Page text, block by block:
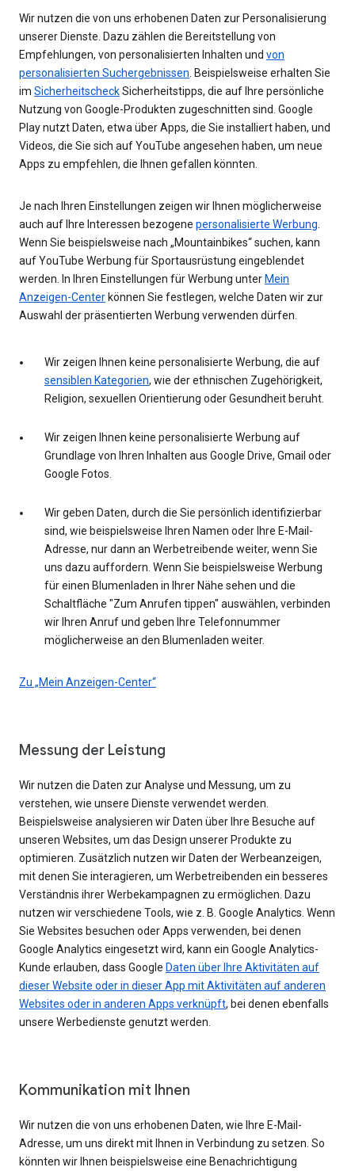
Wir nutzen die von uns erhobenen Daten zur Personalisierung
unserer Dienste. Dazu zählen die Bereitstellung von
Empfehlungen, von personalisierten Inhalten und von
personalisierten Suchergebnissen . Beispielsweise erhalten Sie
im SicherheitscheckSicherheitstipps, die auf Ihre persönliche
Nutzung von Google-Produkten zugeschnitten sind. Google
Play nutzt Daten, etwa über Apps, die Sie installiert haben, und
Videos, die Sie sich auf YouTube angesehen haben, um neue
Apps zu empfehlen, die Ihnen gefallen könnten.
Je nach Ihren Einstellungen zeigen wir Ihnen möglicherweise
auch auf Ihre Interessen bezogene personalisierte Werbung
Wenn Sie beispielsweise nach „Mountainbikes“ suchen, kann
auf YouTube Werbung für Sportausrüstung eingeblendet
werden. In Ihren Einstellungen für Werbung unter Mein
Anzeigen-Center können Sie festlegen, welche Daten wir zur
Auswahl der präsentierten Werbung verwenden dürfen.
Wir zeigen Ihnen keine personalisierte Werbung, die auf
sensiblen Kategorien, wie der ethnischen Zugehörigkeit,
Religion, sexuellen Orientierung oder Gesundheit beruht.
Wir zeigen Ihnen keine personalisierte Werbung auf
Grundlage von Ihren Inhalten aus Google Drive, Gmail oder
Google Fotos.
Wir geben Daten, durch die Sie persönlich identifizierbar
sind, wie beispielsweise Ihren Namen oder Ihre E-Mail-
Adresse, nur dann an Werbetreibende weiter, wenn Sie
uns dazu auffordern. Wenn Sie beispielsweise Werbung
für einen Blumenladen in Ihrer Nähe sehen und die
Schaltfläche "Zum Anrufen tippen" auswählen, verbinden
wir Ihren Anruf und geben Ihre Telefonnummer
möglicherweise an den Blumenladen weiter.
Zu „Mein Anzeigen-Center“
Messung der Leistung
Wir nutzen die Daten zur Analyse und Messung, um zu
verstehen, wie unsere Dienste verwendet werden.
Beispielsweise analysieren wir Daten über Ihre Besuche auf
unseren Websites, um das Design unserer Produkte zu
optimieren. Zusätzlich nutzen wir Daten der Werbeanzeigen,
mit denen Sie interagieren, um Werbetreibenden ein besseres
Verständnis ihrer Werbekampagnen zu ermöglichen. Dazu
nutzen wir verschiedene Tools, wie z. B. Google Analytics. Wenn
Sie Websites besuchen oder Apps verwenden, bei denen
Google Analytics eingesetzt wird, kann ein Google Analytics-
Kunde erlauben, dass Google Daten über Ihre Aktivitäten auf
dieser Website oder in dieser App mit Aktivitäten auf anderen
Websites oder in anderen Apps verknüpft, bei denen ebenfalls
unsere Werbedienste genutzt werden.
Kommunikation mit Ihnen
Wir nutzen die von uns erhobenen Daten, wie Ihre E-Mail-
Adresse, um uns direkt mit Ihnen in Verbindung zu setzen. So
könnten wir Ihnen beispielsweise eine Benachrichtigung